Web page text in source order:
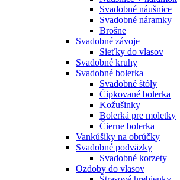
Svadobné náušnice
Svadobné náramky
Brošne
Svadobné závoje
Sieťky do vlasov
Svadobné kruhy
Svadobné bolerka
Svadobné štóly
Čipkované bolerka
Kožušinky
Bolerká pre moletky
Čierne bolerka
Vankúšiky na obrúčky
Svadobné podväzky
Svadobné korzety
Ozdoby do vlasov